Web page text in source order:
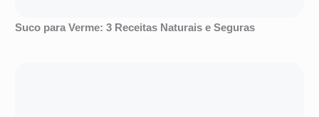
Suco para Verme: 3 Receitas Naturais e Seguras